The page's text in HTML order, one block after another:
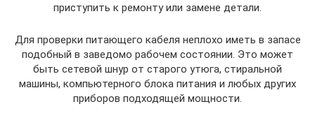
приступить к ремонту или замене детали.
Для проверки питающего кабеля неплохо иметь в запасе
подобный в заведомо рабочем состоянии. Это может
быть сетевой шнур от старого утюга, стиральной
машины, компьютерного блока питания и любых других
приборов подходящей мощности.